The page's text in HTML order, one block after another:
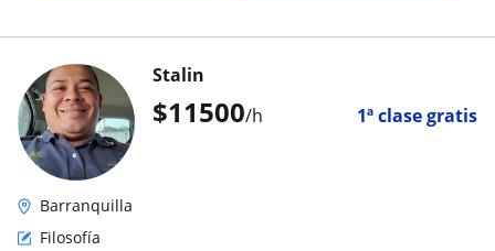
$11500/h 1ª clase gratis
Stalin
Barranquilla
Filosofía